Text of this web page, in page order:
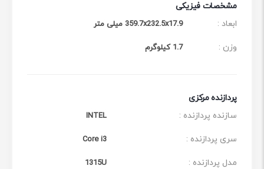
مشخصات فیزیکی
ابعاد :
359.7x232.5x17.9 میلی متر
وزن : 1.7 کیلوگرم
پردازنده مرکزی
سازنده پردازنده :
INTEL
سری پردازنده : Core i3
مدل پردازنده : 1315U